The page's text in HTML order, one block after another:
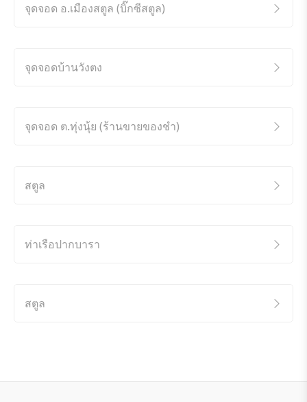
จุดจอด อ.เมืองสตูล (บิ๊กซีสตูล)
จุดจอดบ้านวังตง
จุดจอด ต.ทุ่งนุ้ย (ร้านขายของชำ)
สตูล
ท่าเรือปากบารา
สตูล